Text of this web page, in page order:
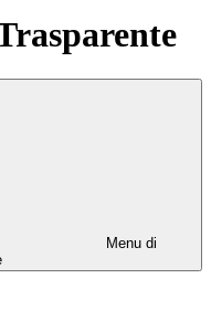
Menu di